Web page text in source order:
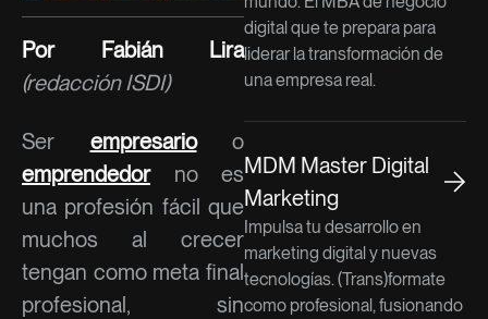
Por Fabián Lira
(redacción ISDI)
Ser empresarioo
emprendedorno es
una profesión fácil que
muchos al crecer
tengan como meta final
profesional, sin
digital que te prepara para
liderar la transformación de
una empresa real.
MDM Master Digital
Marketing
Impulsa tu desarrollo en
marketing digital y nuevas
tecnologías. (Trans)formate
como profesional, fusionando